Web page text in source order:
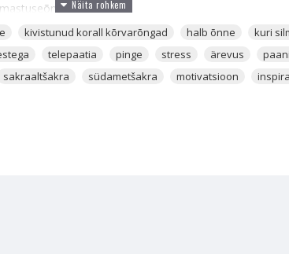
eelmises elus sõlminud kokkuleppe, et kohtute
kandmine sul kiirendada sinu ja tema kohtumise
Sakraaltšakrakaudu kireenergia, mis omakorda
ning aitab emotsionaalselt terveneda, et
kivistunud korall kõrvarõngad halb õnne kuri
telepaatia pinge stress ärevus
sakraaltšakra südametšakra motivatsioon